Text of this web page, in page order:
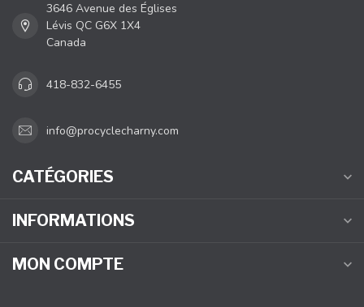
3646 Avenue des Églises
Lévis QC G6X 1X4
Canada
418-832-6455
info@procyclecharny.com
CATÉGORIES
INFORMATIONS
MON COMPTE